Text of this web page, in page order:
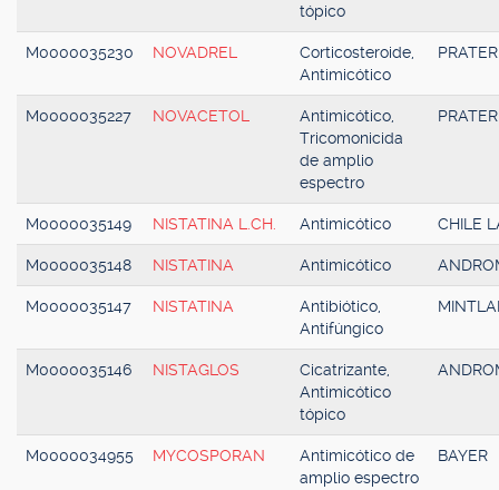
tópico
M0000035230 NOVADREL
Corticosteroide,
Antimicótico
PRATER
M0000035227 NOVACETOL
Antimicótico,
Tricomonicida
de amplio
espectro
PRATER
M0000035149 NISTATINA L.CH. Antimicótico CHILE
M0000035148 NISTATINA Antimicótico
M0000035147 NISTATINA
Antibiótico,
Antifúngico
M0000035146 NISTAGLOS
Cicatrizante,
Antimicótico
tópico
M0000034955 MYCOSPORAN
Antimicótico de
amplio espectro
BAYER